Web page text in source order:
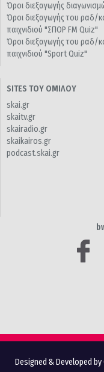
Όροι διεξαγωγής
Όροι διεξαγωγής του ραδ/
παιχνιδιού "ΣΠΟΡ FM Quiz"
Όροι διεξαγωγής του ραδ/
παιχνιδιού "Sport Quiz"
SITES ΤΟΥ ΟΜΙΛΟΥ
skai.gr
skaitv.gr
skairadio.gr
skaikairos.gr
podcast.skai.gr
Designed & Developed by